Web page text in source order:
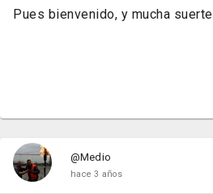
Pues bienvenido, y mucha suerte
@Medio
hace 3 años